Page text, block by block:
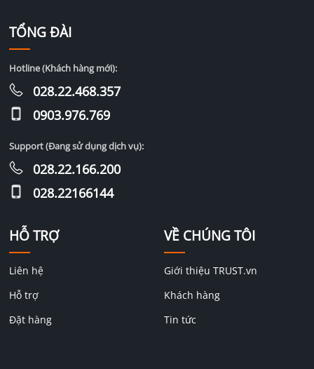
HỖ TRỢ
Liên hệ
Hỗ trợ
Đặt hàng
VỀ CHÚNG TÔI
Giới thiệu TRUST.vn
Khách hàng
Tin tức
TỔNG ĐÀI
Hotline (Khách hàng mới):
028.22.468.357
0903.976.769
Support (Đang sử dụng dịch vụ):
028.22.166.200
028.22166144